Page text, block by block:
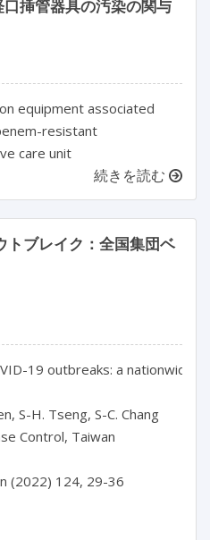
挿管器具の汚染の関与
equipment associated
resistant
care unit
続きを読む
トブレイク：全国集団ベ
19 outbreaks: a nationwide
S-H. Tseng, S-C. Chang
Control, Taiwan
(2022) 124, 29-36